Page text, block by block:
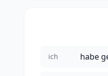
ich habe